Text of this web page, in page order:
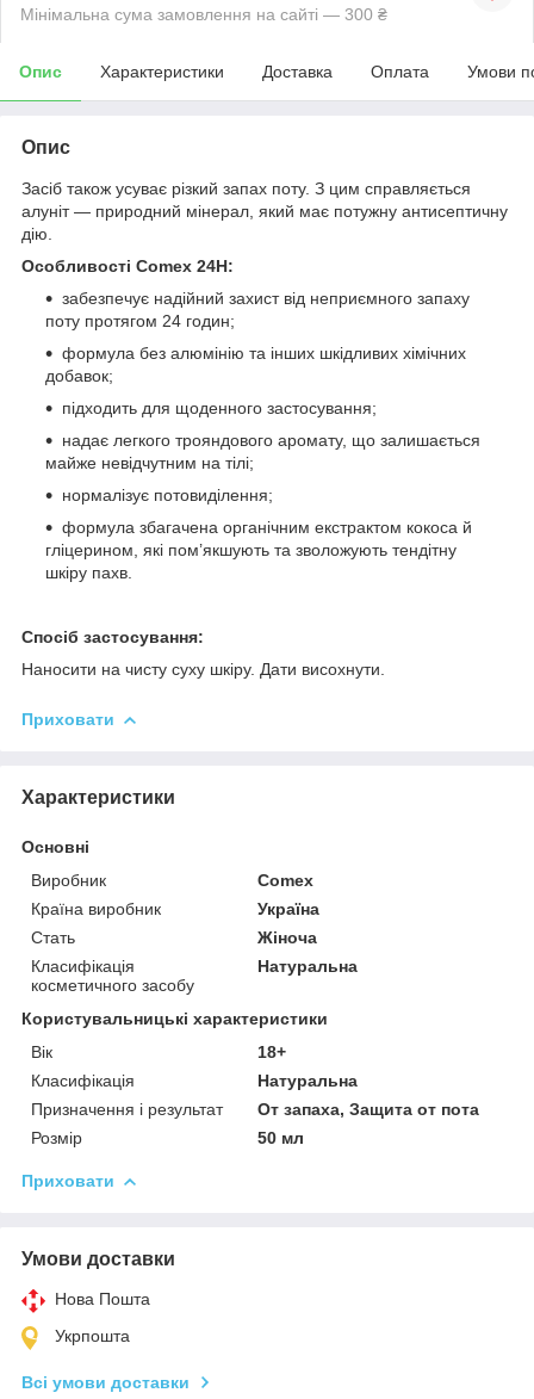
Мінімальна сума замовлення на сайті — 300 ₴
Опис Характеристики Доставка Оплата Умови
Опис
Засіб також усуває різкий запах поту. З цим справляється
алуніт — природний мінерал, який має потужну антисептичну
дію.
Особливості Comex 24H:
забезпечує надійний захист від неприємного запаху
поту протягом 24 годин;
формула без алюмінію та інших шкідливих хімічних
добавок;
підходить для щоденного застосування;
надає легкого трояндового аромату, що залишається
майже невідчутним на тілі;
нормалізує потовиділення;
формула збагачена органічним екстрактом кокоса й
гліцерином, які пом’якшують та зволожують тендітну
шкіру пахв.
Спосіб застосування:
Наносити на чисту суху шкіру. Дати висохнути.
Приховати
Характеристики
Основні
Виробник
Comex
Країна виробник
Україна
Стать
Жіноча
Класифікація
косметичного засобу
Натуральна
Користувальницькі характеристики
Вік
18+
Класифікація
Натуральна
Призначення і результат
От запаха, Защита от пота
Розмір
50 мл
Приховати
Умови доставки
Нова Пошта
Укрпошта
Всі умови доставки